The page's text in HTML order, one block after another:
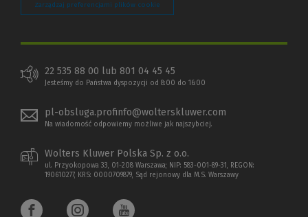
Zarządzaj preferencjami plików cookie
22 535 88 00 lub 801 04 45 45
Jesteśmy do Państwa dyspozycji od 8:00 do 16:00
pl-obsluga.profinfo@wolterskluwer.com
Na wiadomość odpowiemy możliwe jak najszybciej.
Wolters Kluwer Polska Sp. z o.o.
ul. Przyokopowa 33, 01-208 Warszawa; NIP: 583-001-89-31, REGON:
190610277, KRS: 0000709879, Sąd rejonowy dla M.S. Warszawy